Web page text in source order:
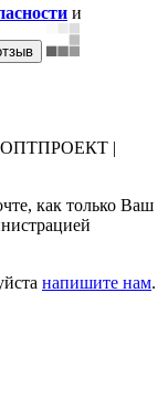
и
ОПТПРОЕКТ |
как только Ваш
напишите нам.